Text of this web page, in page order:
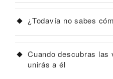
¿Todavía no sabes
Cuando descubras las
unirás a él